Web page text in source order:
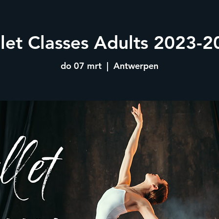
Classes Adults 2023-
do 07 mrt
  |
Antwerpen